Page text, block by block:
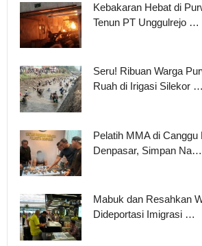
Kebakaran Hebat di
Tenun PT Unggulrejo …
Seru! Ribuan Warga
Ruah di Irigasi Silekor …
Pelatih MMA di
Denpasar, Simpan Na…
Mabuk dan Resahkan
Dideportasi Imigrasi …